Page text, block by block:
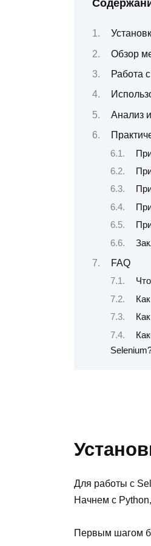
Обзор
Работа
Анализ
FAQ
Для работы с
Начнем с
Первым шагом